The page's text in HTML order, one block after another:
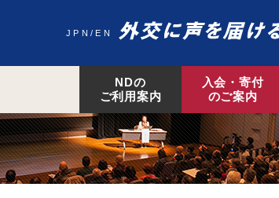
JPN EN
NDの
ご利用案内
入会・寄付
のご案内